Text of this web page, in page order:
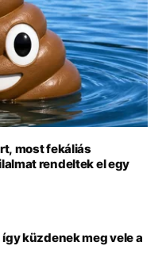
most fekáliás
rendeltek el egy
küzdenek meg vele a